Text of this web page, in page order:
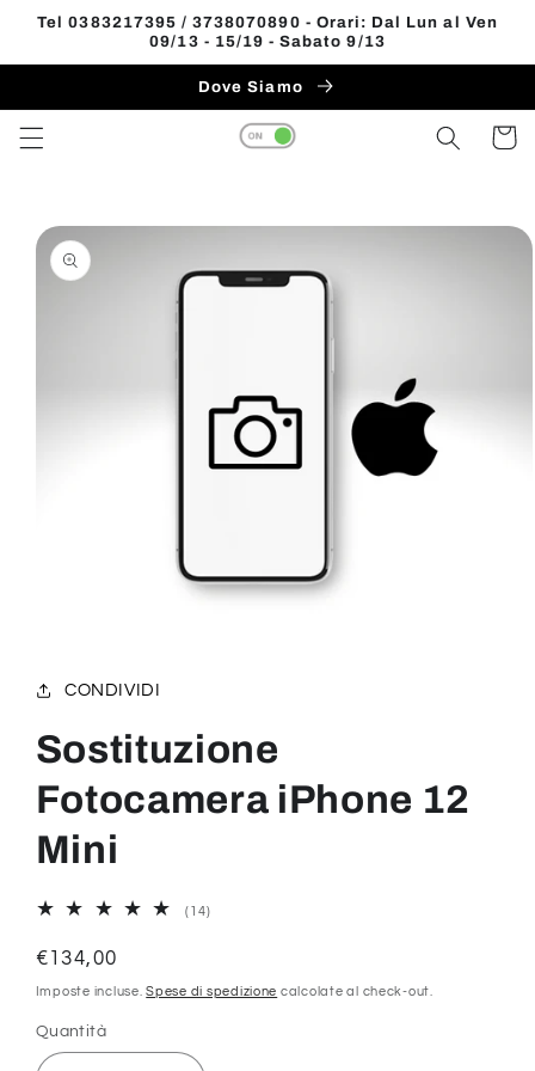
Privacy
Policy
direttamente
Tel 0383217395 / 3738070890 - Orari: Dal Lun al Ven
09/13 - 15/19 - Sabato 9/13
Dove Siamo
Carrello
Passa alle
informazioni
sul prodotto
1
in
modale
CONDIVIDI
Sostituzione
Fotocamera iPhone 12
Mini
(14)14
Prezzo
di
€134,00
Imposte incluse.Spese di spedizione calcolate al check-out.
Quantità